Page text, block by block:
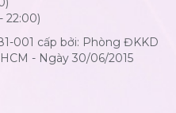
22:00)
001 cấp bởi: Phòng ĐKKD
- Ngày 30/06/2015